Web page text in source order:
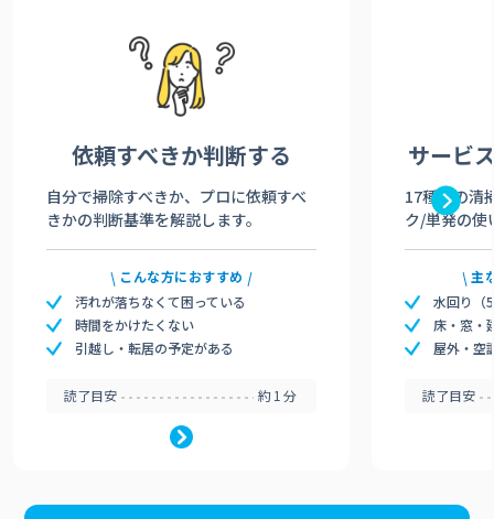
依頼すべきか判断する
自分で掃除すべきか、プロに依頼すべ
きかの判断基準を解説します。
こんな方におすすめ
汚れが落ちなくて困っている
時間をかけたくない
引越し・転居の予定がある
読了目安 約1分
サービ
17種類の清
ク/単発の使
主
水回り（
床・窓・
屋外・空
読了目安